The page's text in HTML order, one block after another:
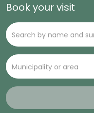
Book your visit